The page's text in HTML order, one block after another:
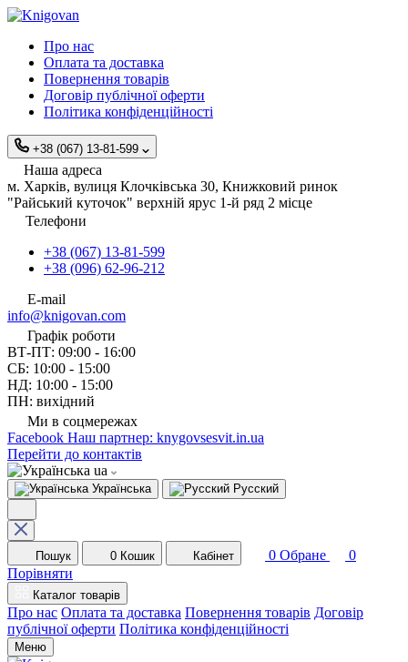
Про нас
Оплата та доставка
Повернення товарів
Договір публічної оферти
Політика конфіденційності
+38 (067) 13-81-599
Наша адреса
м. Харків, вулиця Клочківська 30, Книжковий ринок
"Райський куточок" верхній ярус 1-й ряд 2 місце
Телефони
+38 (067) 13-81-599
+38 (096) 62-96-212
E-mail
info@knigovan.com
Графік роботи
ВТ-ПТ: 09:00 - 16:00
СБ: 10:00 - 15:00
НД: 10:00 - 15:00
ПН: вихідний
Ми в соцмережах
Facebook Наш партнер: knygovsesvit.in.ua
Перейти до контактів
ua
Українська Русский
Пошук 0 Кошик Кабінет 0 Обране
0
Порівняти
Каталог товарів
Про нас Оплата та доставка Повернення товарів Договір
публічної оферти Політика конфіденційності
Меню